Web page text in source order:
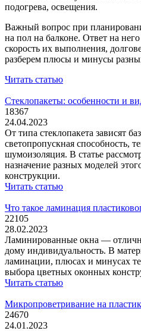
подогрева, освещения.
Важный вопрос при
на пол на балконе. Ответ на
скорость их выполнения,
разберем плюсы и минусы
Читать статью
Стеклопакеты: особенности и
18367
24.04.2023
От типа стеклопакета зависят
светопропускная способность,
шумоизоляция. В статье
назначение разных моделей
конструкции.
Читать статью
Что такое ламинация
22105
28.02.2023
Ламинированные окна —
дому индивидуальность. В
ламинации, плюсах и минусах
выбора цветных оконных
Читать статью
Микропроветривание на
24670
24.01.2023